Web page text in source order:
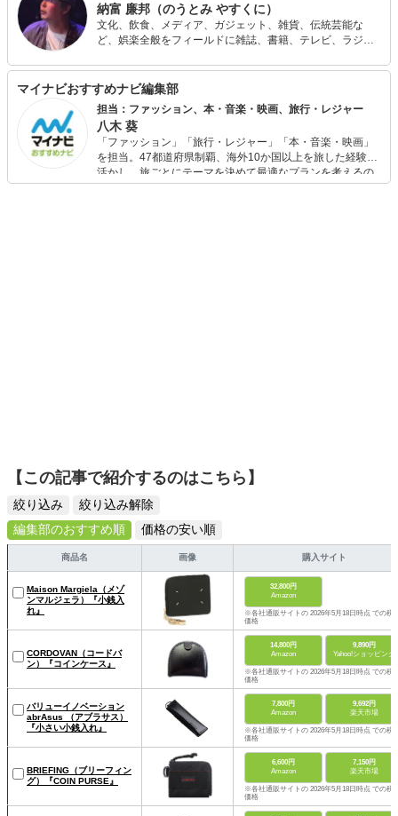
納富 廉邦（のうとみ やすくに）
文化、飲食、メディア、ガジェット、雑貨、伝統芸能な
ど、娯楽全般をフィールドに雑誌、書籍、テレビ、ラジ
お茶、やかん、ガジェット、小説、落語などに関する著書
もある。テレビ「マツコの知らない世界」ではボールペン
の人、「嵐にしやがれ」ではシステム手帳の人として出
演。
マイナビおすすめナビ編集部
担当：ファッション、本・音楽・映画、旅行・レジャー
八木 葵
「ファッション」「旅行・レジャー」「本・音楽・映画」
を担当。47都道府県制覇、海外10か国以上を旅した経験を
活かし、旅ごとにテーマを決めて最適なプランを考えるの
が得意。また、アパレルショップでの販売経験もあり。誰
【この記事で紹介するのはこちら】
絞り込み
絞り込み解除
編集部のおすすめ順
価格の安い順
商品名 画像 購入サイト
Maison Margiela（メゾ
ンマルジェラ）『小銭入
れ』
32,800円
Amazon
※各社通販サイトの 2026年5月18日時点 での税
価格
CORDOVAN（コードバ
ン）『コインケース』
14,800円
Amazon
9,890円
Yahoo!ショッピング
※各社通販サイトの 2026年5月18日時点 での税
価格
バリューイノベーション
abrAsus （アブラサス）
『小さい小銭入れ』
7,800円
Amazon
9,692円
楽天市場
※各社通販サイトの 2026年5月18日時点 での税
価格
BRIEFING（ブリーフィン
グ）『COIN PURSE』
6,600円
Amazon
7,150円
楽天市場
※各社通販サイトの 2026年5月18日時点 での税
価格